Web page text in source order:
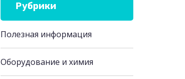
Рубрики
Полезная информация
Оборудование и химия